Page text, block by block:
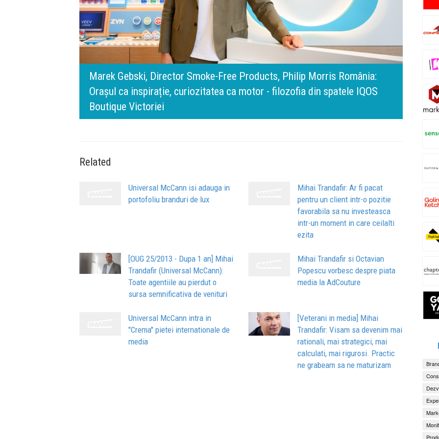
Philip Morris România:
filozofia din spatele IQOS
140 de ani de Mercedes-Benz. Ramona Pîrlog: Cel mai important
timpului” este să inovăm constant, dar cu aceeași responsabilitate
de oameni, siguranță și calitate
Related
Universal McCann isi adauga in
portofoliu branduri de lux
Mihai Trandafir: Ar fi pacat
pentru un client intr-o pozitie
favorabila sa nu investeasca
intr-un moment in care ceilalti
ezita
[OUG 25/2013 - Dupa 1 an] Mihai
Trandafir (Universal McCann):
Toate agentiile au pierdut o
sursa semnificativa de venituri
Mihai Trandafir si Octavian
Popescu vorbesc despre piata
media la AdCouture
Universal McCann intra in
"Crema" pietei internationale de
media
[Veterani in media] Mihai
Trandafir: Visam sa devenim mai
rationali, mai strategici, mai
calculati, mai rigurosi. Practic
ne grabeam sa ne maturizam